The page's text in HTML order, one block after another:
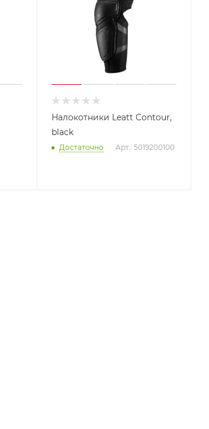
Налокотники Leatt Contour,
black
Достаточно Арт.: 5019200100